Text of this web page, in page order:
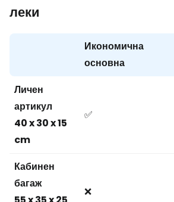
леки
Икономична
основна
Личен
артикул
40 x 30 x 15
cm
✅
Кабинен
багаж
❌